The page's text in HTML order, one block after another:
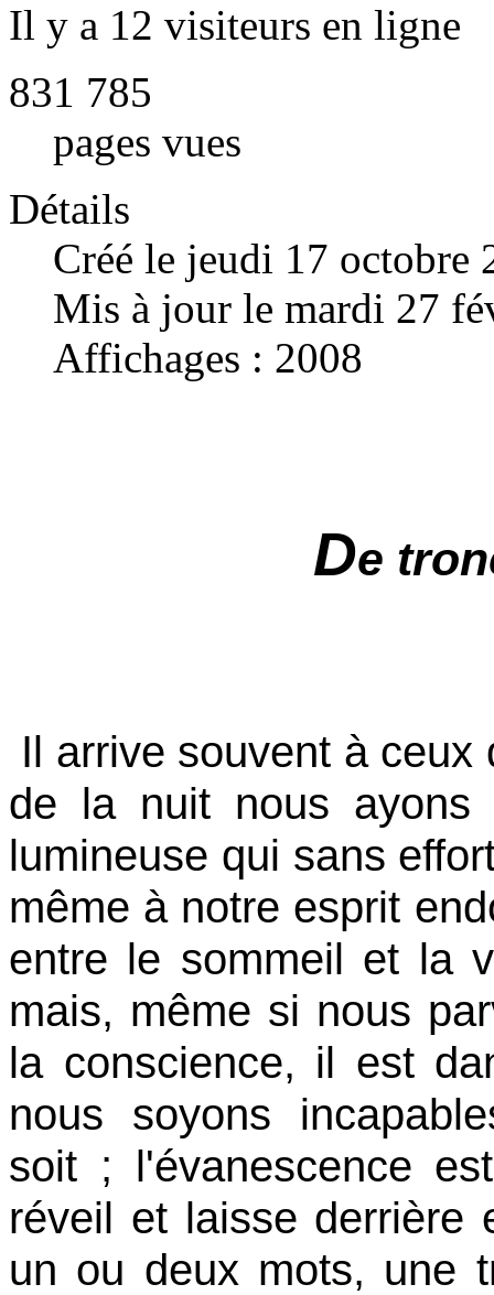
Il y a 12 visiteurs en ligne
831 785
pages vues
Détails
Créé le jeudi 17 octobre
Mis à jour le mardi 27
Affichages : 2008
De
Il arrive souvent à
de la nuit nous ayons
lumineuse qui sans
même à notre esprit
entre le sommeil et la
mais, même si nous
la conscience, il est
nous soyons
soit ; l'évanescence
réveil et laisse derrière
un ou deux mots, une